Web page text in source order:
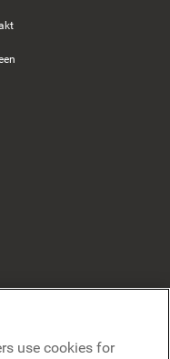
use cookies for